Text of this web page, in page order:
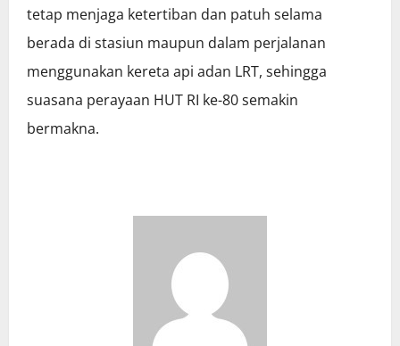
tetap menjaga ketertiban dan patuh selama
berada di stasiun maupun dalam perjalanan
menggunakan kereta api adan LRT, sehingga
suasana perayaan HUT RI ke-80 semakin
bermakna.